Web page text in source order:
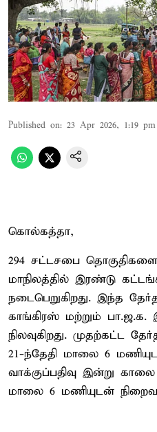
Published on: 23 Apr 2026, 1:19 pm
கொல்கத்தா,
294 சட்டசபை
மாநிலத்தில் இரண்டு
நடைபெறுகிறது. இந்த
காங்கிரஸ் மற்றும்
நிலவுகிறது. முதற்கட்ட
21-ந்தேதி மாலை 6
வாக்குப்பதிவு இன்று
மாலை 6 மணியுடன்